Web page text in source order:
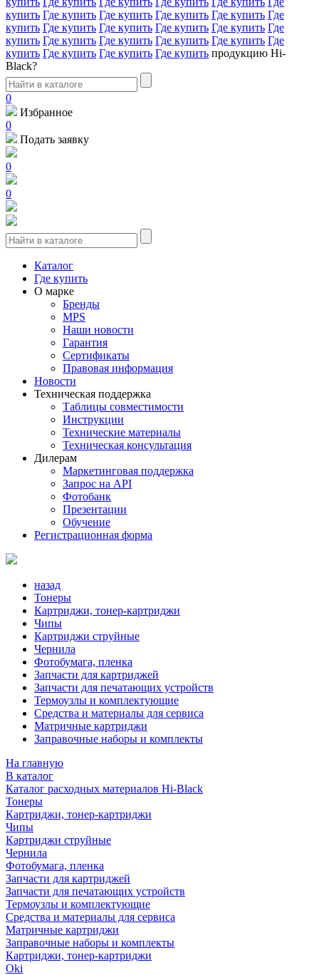
купить Где купить Где купить Где купить Где купить Где
купить Где купить Где купить Где купить Где купить Где
купить Где купить Где купить Где купить Где купить Где
купить Где купить Где купить Где купить продукцию Hi-
Black?
0
Избранное
0
Подать заявку
0
0
Каталог
Где купить
О марке
Бренды
MPS
Наши новости
Гарантия
Сертификаты
Правовая информация
Новости
Техническая поддержка
Таблицы совместимости
Инструкции
Технические материалы
Техническая консультация
Дилерам
Маркетинговая поддержка
Запрос на API
Фотобанк
Презентации
Обучение
Регистрационная форма
назад
Тонеры
Картриджи, тонер-картриджи
Чипы
Картриджи струйные
Чернила
Фотобумага, пленка
Запчасти для картриджей
Запчасти для печатающих устройств
Термоузлы и комплектующие
Средства и материалы для сервиса
Матричные картриджи
Заправочные наборы и комплекты
На главную
В каталог
Каталог расходных материалов Hi-Black
Тонеры
Картриджи, тонер-картриджи
Чипы
Картриджи струйные
Чернила
Фотобумага, пленка
Запчасти для картриджей
Запчасти для печатающих устройств
Термоузлы и комплектующие
Средства и материалы для сервиса
Матричные картриджи
Заправочные наборы и комплекты
Картриджи, тонер-картриджи
Oki